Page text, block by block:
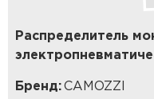
Распределитель
Бренд: CAMOZZI